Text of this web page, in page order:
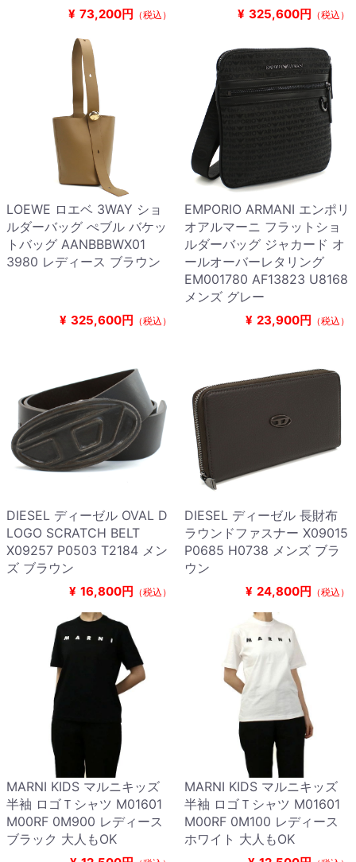
¥ 73,200円 （税込） ¥ 325,600円 （税込）
LOEWE ロエベ 3WAY ショ
ルダーバッグ ぺブル バケッ
トバッグ AANBBBWX01
3980 レディース ブラウン
¥ 325,600円 （税込）
EMPORIO ARMANI エンポリ
オアルマーニ フラットショ
ルダーバッグ ジャカード オ
ールオーバーレタリング
EM001780 AF13823 U8168
メンズ グレー
¥ 23,900円 （税込）
DIESEL ディーゼル OVAL D
LOGO SCRATCH BELT
X09257 P0503 T2184 メン
ズ ブラウン
¥ 16,800円 （税込）
DIESEL ディーゼル 長財布
ラウンドファスナー X09015
P0685 H0738 メンズ ブラ
ウン
¥ 24,800円 （税込）
MARNI KIDS マルニキッズ
半袖 ロゴＴシャツ M01601
M00RF 0M900 レディース
ブラック 大人もOK
MARNI KIDS マルニキッズ
半袖 ロゴＴシャツ M01601
M00RF 0M100 レディース
ホワイト 大人もOK